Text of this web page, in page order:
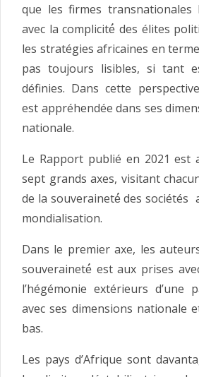
que les firmes transnationales
avec la complicité́ des élites
les stratégies africaines en
pas toujours lisibles, si tant
définies. Dans cette
est appréhendée dans ses
nationale.
Le Rapport publié en 2021 est
sept grands axes, visitant
de la souveraineté́ des sociétés
mondialisation.
Dans le premier axe, les
souveraineté́ est aux prises
l’hégémonie extérieurs
avec ses dimensions nationale
bas.
Les pays d’Afrique sont